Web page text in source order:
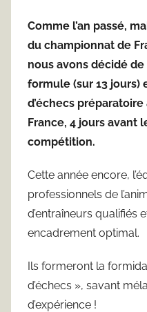
Comme l’an passé,
du championnat de
nous avons décidé de
formule (sur 13 jours)
d’échecs
France, 4 jours avant
compétition.
Cette année encore,
professionnels de
d’entraîneurs qualifiés
encadrement optimal.
Ils formeront la
d’échecs », savant
d’expérience !